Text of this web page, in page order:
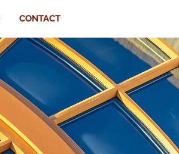
CONTACT